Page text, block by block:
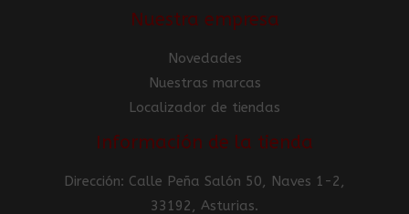
Nuestra empresa
Novedades
Nuestras marcas
Localizador de tiendas
Información de la tienda
Dirección: Calle Peña Salón 50, Naves 1-2,
33192, Asturias.